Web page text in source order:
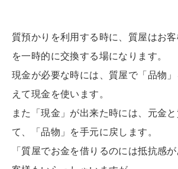
質預かりを利用する時に、質屋はお
を一時的に交換する場になります。
現金が必要な時には、質屋で「品物
えて現金を使います。
また「現金」が出来た時には、元金
て、「品物」を手元に戻します。
「質屋でお金を借りるのには抵抗感